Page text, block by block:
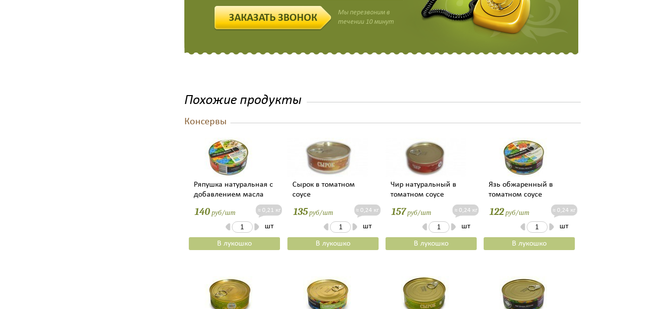
ЗАКАЗАТЬ ЗВОНОК
Мы перезвоним в
течении 10 минут
Похожие продукты
Консервы
Ряпушка натуральная с
добавлением масла
140руб/шт ≈ 0,21 кг
шт
В лукошко
Сырок в томатном
соусе
135руб/шт ≈ 0,24 кг
шт
В лукошко
Чир натуральный в
томатном соусе
157руб/шт ≈ 0,24 кг
шт
В лукошко
Язь обжаренный в
томатном соусе
122руб/шт ≈ 0,24 кг
шт
В лукошко